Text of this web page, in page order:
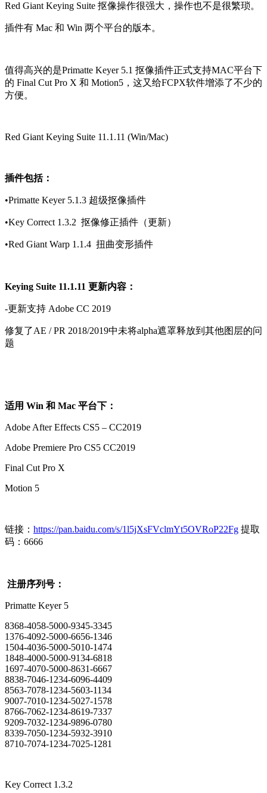
Red Giant Keying Suite 抠像操作很强大，操作也不是很繁琐。
插件有 Mac 和 Win 两个平台的版本。
值得高兴的是Primatte Keyer 5.1 抠像插件正式支持MAC平台下
的 Final Cut Pro X 和 Motion5，这又给FCPX软件增添了不少的
方便。
Red Giant Keying Suite 11.1.11 (Win/Mac)
插件包括：
•Primatte Keyer 5.1.3 超级抠像插件
•Key Correct 1.3.2 抠像修正插件（更新）
•Red Giant Warp 1.1.4 扭曲变形插件
Keying Suite 11.1.11 更新内容：
-更新支持 Adobe CC 2019
修复了AE / PR 2018/2019中未将alpha遮罩释放到其他图层的问
题
适用 Win 和 Mac 平台下：
Adobe After Effects CS5 – CC2019
Adobe Premiere Pro CS5 CC2019
Final Cut Pro X
Motion 5
链接： https://pan.baidu.com/s/1l5jXsFVclmYt5OVRoP22Fg 提取
码：6666
注册序列号：
Primatte Keyer 5
8368-4058-5000-9345-3345
1376-4092-5000-6656-1346
1504-4036-5000-5010-1474
1848-4000-5000-9134-6818
1697-4070-5000-8631-6667
8838-7046-1234-6096-4409
8563-7078-1234-5603-1134
9007-7010-1234-5027-1578
8766-7062-1234-8619-7337
9209-7032-1234-9896-0780
8339-7050-1234-5932-3910
8710-7074-1234-7025-1281
Key Correct 1.3.2